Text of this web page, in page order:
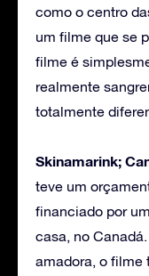
como o centro
um filme que se
filme é
realmente
totalmente
Skinamarink;
teve um
financiado por
casa, no
amadora, o filme